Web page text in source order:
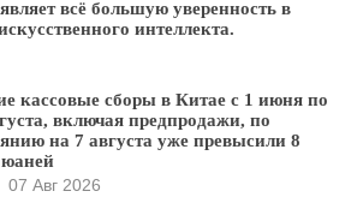
всё большую уверенность в
интеллекта.
кассовые сборы в Китае с 1 июня по
включая предпродажи, по
на 7 августа уже превысили 8
07 Авг 2026